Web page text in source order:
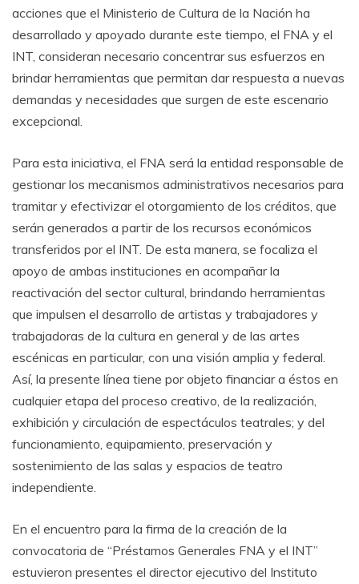
acciones que el Ministerio de Cultura de la Nación ha
desarrollado y apoyado durante este tiempo, el FNA y el
INT, consideran necesario concentrar sus esfuerzos en
brindar herramientas que permitan dar respuesta a nuevas
demandas y necesidades que surgen de este escenario
excepcional.
Para esta iniciativa, el FNA será la entidad responsable de
gestionar los mecanismos administrativos necesarios para
tramitar y efectivizar el otorgamiento de los créditos, que
serán generados a partir de los recursos económicos
transferidos por el INT. De esta manera, se focaliza el
apoyo de ambas instituciones en acompañar la
reactivación del sector cultural, brindando herramientas
que impulsen el desarrollo de artistas y trabajadores y
trabajadoras de la cultura en general y de las artes
escénicas en particular, con una visión amplia y federal.
Así, la presente línea tiene por objeto financiar a éstos en
cualquier etapa del proceso creativo, de la realización,
exhibición y circulación de espectáculos teatrales; y del
funcionamiento, equipamiento, preservación y
sostenimiento de las salas y espacios de teatro
independiente.
En el encuentro para la firma de la creación de la
convocatoria de “Préstamos Generales FNA y el INT”
estuvieron presentes el director ejecutivo del Instituto